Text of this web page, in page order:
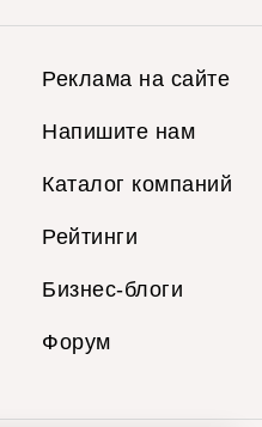
Реклама на сайте
Напишите нам
Каталог компаний
Рейтинги
Бизнес-блоги
Форум